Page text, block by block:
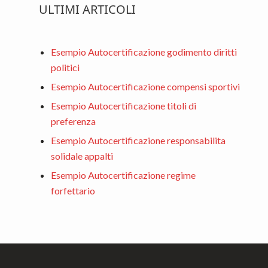
ULTIMI ARTICOLI
Esempio Autocertificazione godimento diritti
politici
Esempio Autocertificazione compensi sportivi
Esempio Autocertificazione titoli di
preferenza
Esempio Autocertificazione responsabilita
solidale appalti
Esempio Autocertificazione regime
forfettario